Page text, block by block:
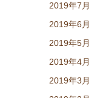
2019年7月
2019年6月
2019年5月
2019年4月
2019年3月